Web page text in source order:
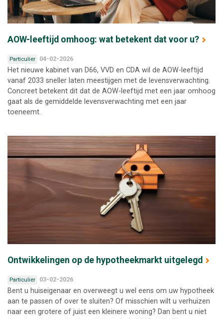
AOW-leeftijd omhoog: wat betekent dat voor u?
Particulier 04-02-2026
Het nieuwe kabinet van D66, VVD en CDA wil de AOW-leeftijd
vanaf 2033 sneller laten meestijgen met de levensverwachting.
Concreet betekent dit dat de AOW-leeftijd met een jaar omhoog
gaat als de gemiddelde levensverwachting met een jaar
toeneemt.
Ontwikkelingen op de hypotheekmarkt uitgelegd
Particulier 03-02-2026
Bent u huiseigenaar en overweegt u wel eens om uw hypotheek
aan te passen of over te sluiten? Of misschien wilt u verhuizen
naar een grotere of juist een kleinere woning? Dan bent u niet